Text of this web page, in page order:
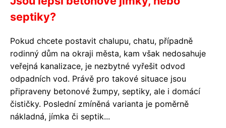
septiky?
Pokud chcete postavit chalupu, chatu, případně
rodinný dům na okraji města, kam však nedosahuje
veřejná kanalizace, je nezbytné vyřešit odvod
odpadních vod. Právě pro takové situace jsou
připraveny betonové žumpy, septiky, ale i domácí
čističky. Poslední zmíněná varianta je poměrně
nákladná, jímka či septik...